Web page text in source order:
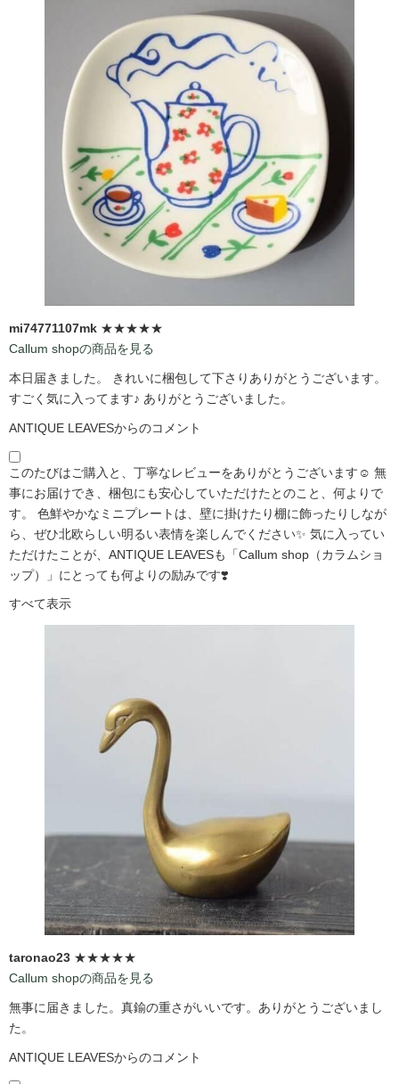
mi74771107mk ★★★★★
Callum shopの商品を見る
本日届きました。 きれいに梱包して下さりありがとうございます。
すごく気に入ってます♪ ありがとうございました。
ANTIQUE LEAVESからのコメント
このたびはご購入と、丁寧なレビューをありがとうございます☺️ 無
事にお届けでき、梱包にも安心していただけたとのこと、何よりで
す。 色鮮やかなミニプレートは、壁に掛けたり棚に飾ったりしなが
ら、ぜひ北欧らしい明るい表情を楽しんでください✨ 気に入ってい
ただけたことが、ANTIQUE LEAVESも「Callum shop（カラムショ
ップ）」にとっても何よりの励みです❣️
すべて表示
taronao23 ★★★★★
Callum shopの商品を見る
無事に届きました。真鍮の重さがいいです。ありがとうございまし
た。
ANTIQUE LEAVESからのコメント